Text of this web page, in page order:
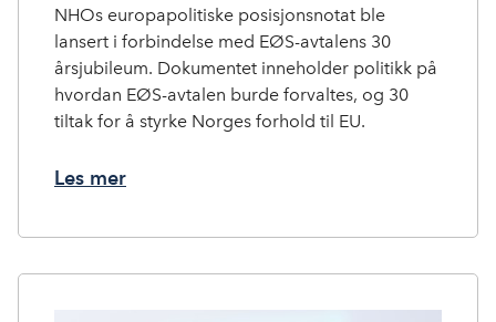
NHOs europapolitiske posisjonsnotat ble
lansert i forbindelse med EØS-avtalens 30
årsjubileum. Dokumentet inneholder politikk på
hvordan EØS-avtalen burde forvaltes, og 30
tiltak for å styrke Norges forhold til EU.
Les mer